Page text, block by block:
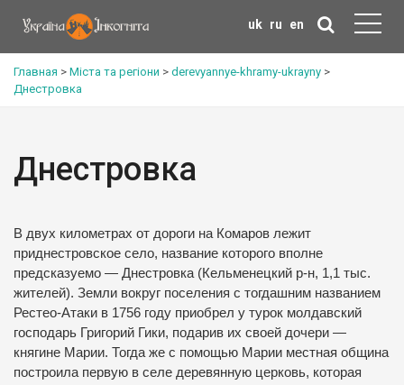
uk ru en
Главная > Міста та регіони > derevyannye-khramy-ukrayny >
Днестровка
Днестровка
В двух километрах от дороги на Комаров лежит
приднестровское село, название которого вполне
предсказуемо — Днестровка (Кельменецкий р-н, 1,1 тыс.
жителей). Земли вокруг поселения с тогдашним названием
Рестео-Атаки в 1756 году приобрел у турок молдавский
господарь Григорий Гики, подарив их своей дочери —
княгине Марии. Тогда же с помощью Марии местная община
построила первую в селе деревянную церковь, которая